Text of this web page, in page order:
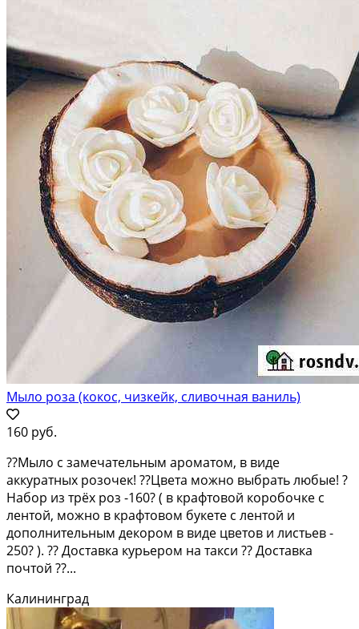
Мыло роза (кокос, чизкейк, сливочная ваниль)
160 руб.
??Мыло с замечательным ароматом, в виде
аккуратных розочек! ??Цвета можно выбрать любые! ?
Набор из трёх роз -160? ( в крафтовой коробочке с
лентой, можно в крафтовом букете с лентой и
дополнительным декором в виде цветов и листьев -
250? ). ?? Доставка курьером на такси ?? Доставка
почтой ??...
Калининград